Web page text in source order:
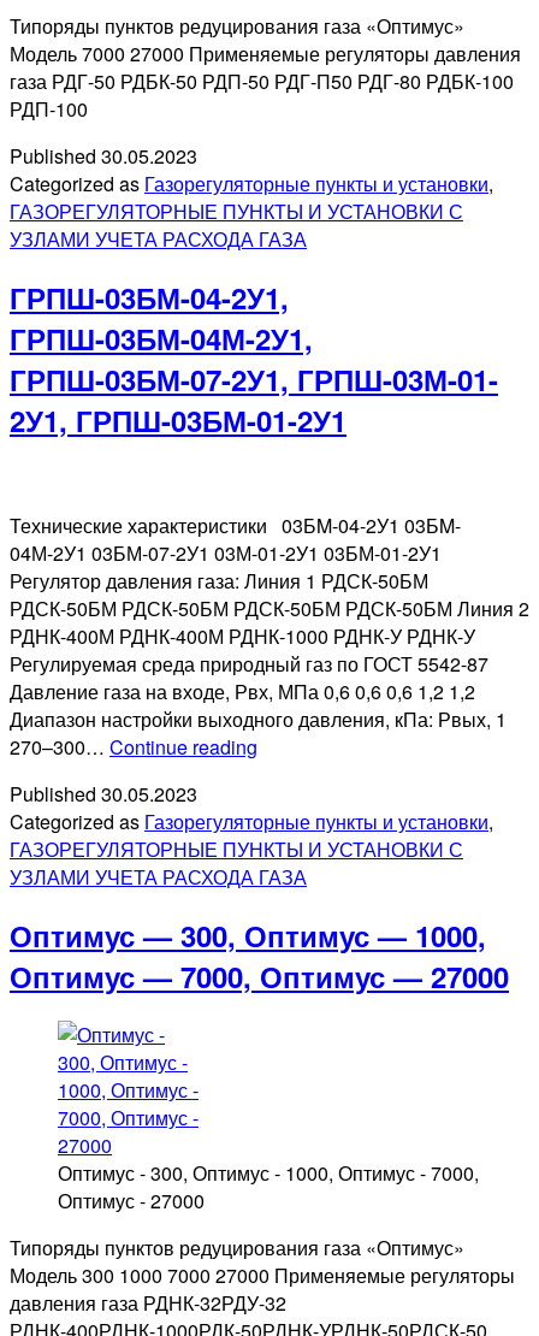
Типоряды пунктов редуцирования газа «Оптимус»
Модель 7000 27000 Применяемые регуляторы давления
газа РДГ-50 РДБК-50 РДП-50 РДГ-П50 РДГ-80 РДБК-100
РДП-100
Published 30.05.2023
Categorized as Газорегуляторные пункты и установки,
ГАЗОРЕГУЛЯТОРНЫЕ ПУНКТЫ И УСТАНОВКИ С
УЗЛАМИ УЧЕТА РАСХОДА ГАЗА
ГРПШ-03БМ-04-2У1,
ГРПШ-03БМ-04М-2У1,
ГРПШ-03БМ-07-2У1, ГРПШ-03М-01-
2У1, ГРПШ-03БМ-01-2У1
Технические характеристики 03БM-04-2У1 03БM-
04М-2У1 03БМ-07-2У1 03М-01-2У1 03БМ-01-2У1
Регулятор давления газа: Линия 1 РДСК-50БМ
РДСК-50БМ РДСК-50БМ РДСК-50БМ РДСК-50БМ Линия 2
РДНК-400М РДНК-400М РДНК-1000 РДНК-У РДНК-У
Регулируемая среда природный газ по ГОСТ 5542-87
Давление газа на входе, Рвх, МПа 0,6 0,6 0,6 1,2 1,2
Диапазон настройки выходного давления, кПа: Рвых, 1
270–300… Continue reading
ГРПШ-03БМ-07-
2У1,
ГРПШ-03М-01-
ГРПШ-03БМ-01-
2У1
Published 30.05.2023
Categorized as Газорегуляторные пункты и установки,
ГАЗОРЕГУЛЯТОРНЫЕ ПУНКТЫ И УСТАНОВКИ С
УЗЛАМИ УЧЕТА РАСХОДА ГАЗА
Оптимус — 300, Оптимус — 1000,
Оптимус — 7000, Оптимус — 27000
Оптимус - 300, Оптимус - 1000, Оптимус - 7000,
Оптимус - 27000
Типоряды пунктов редуцирования газа «Оптимус»
Модель 300 1000 7000 27000 Применяемые регуляторы
давления газа РДНК-32РДУ-32